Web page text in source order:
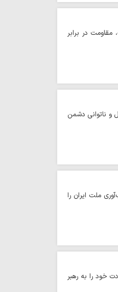
در برابر
و ناتوانی دشمن
ملت ایران را
خود را به رهبر